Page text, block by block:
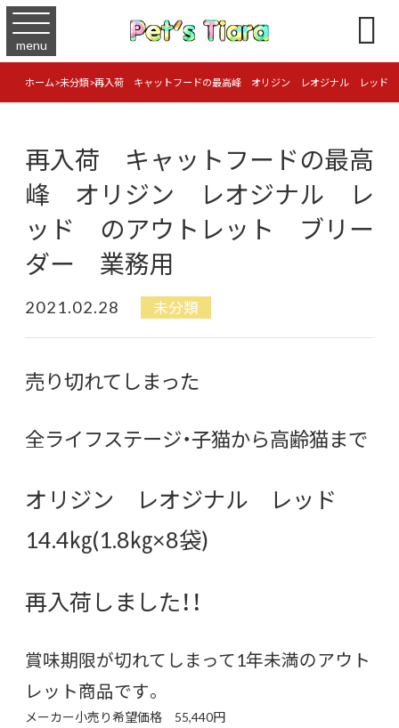
menu 
ホーム>未分類>再入荷 キャットフードの最高峰 オリジン レオジナル レッド
再入荷 キャットフードの最高
峰 オリジン レオジナル レ
ッド のアウトレット ブリー
ダー 業務用
2021.02.28 未分類
売り切れてしまった
全ライフステージ・子猫から高齢猫まで
オリジン レオジナル レッド
14.4㎏(1.8㎏×8袋)
再入荷しました！！
賞味期限が切れてしまって1年未満のアウト
レット商品です。
メーカー小売り希望価格 55,440円